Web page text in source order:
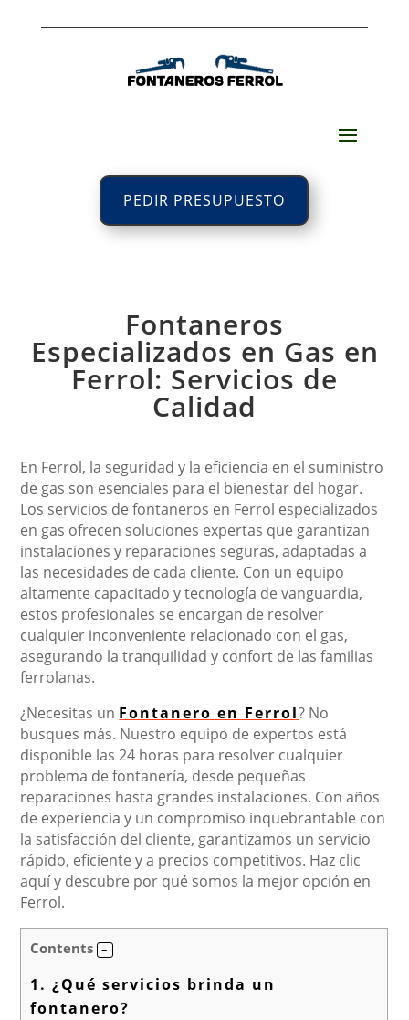
PEDIR PRESUPUESTO
Fontaneros
Especializados en Gas en
Ferrol: Servicios de
Calidad
En Ferrol, la seguridad y la eficiencia en el suministro
de gas son esenciales para el bienestar del hogar.
Los servicios de fontaneros en Ferrol especializados
en gas ofrecen soluciones expertas que garantizan
instalaciones y reparaciones seguras, adaptadas a
las necesidades de cada cliente. Con un equipo
altamente capacitado y tecnología de vanguardia,
estos profesionales se encargan de resolver
cualquier inconveniente relacionado con el gas,
asegurando la tranquilidad y confort de las familias
ferrolanas.
¿Necesitas un Fontanero en Ferrol? No
busques más. Nuestro equipo de expertos está
disponible las 24 horas para resolver cualquier
problema de fontanería, desde pequeñas
reparaciones hasta grandes instalaciones. Con años
de experiencia y un compromiso inquebrantable con
la satisfacción del cliente, garantizamos un servicio
rápido, eficiente y a precios competitivos. Haz clic
aquí y descubre por qué somos la mejor opción en
Ferrol.
Contents
1. ¿Qué servicios brinda un
fontanero?